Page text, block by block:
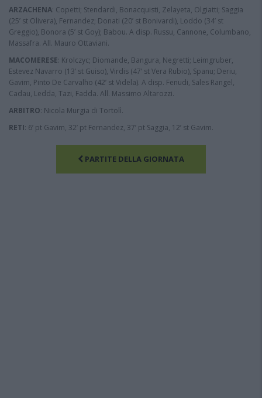
ARZACHENA: Copetti; Stendardi, Bonacquisti, Zelayeta, Olgiatti; Saggia
(25’ st Olivera), Fernandez; Donati (20’ st Bonivardi), Loddo (34’ st
Greggio), Bonora (5’ st Goy); Babou. A disp. Russu, Cannone, Columbano,
Massafra. All. Mauro Ottaviani.
MACOMERESE: Krolczyc; Diomande, Bangura, Negretti; Leimgruber,
Estevez Navarro (13’ st Guiso), Virdis (47’ st Vera Rubio), Spanu; Deriu,
Gavim, Pinto De Carvalho (42’ st Videla). A disp. Fenudi, Sales Rangel,
Cadau, Ledda, Tazi, Fadda. All. Massimo Altarozzi.
ARBITRO: Nicola Murgia di Tortolì.
RETI: 6’ pt Gavim, 32’ pt Fernandez, 37’ pt Saggia, 12’ st Gavim.
PARTITE DELLA GIORNATA